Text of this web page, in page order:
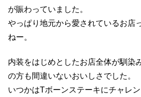
が賑わっていました。
やっぱり地元から愛されているお店
ねー。
内装をはじめとしたお店全体が馴染
の方も間違いないおいしさでした。
いつかはTボーンステーキにチャレン